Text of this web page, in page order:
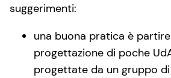
suggerimenti:
una buona pratica è
progettazione di poche
progettate da un gruppo